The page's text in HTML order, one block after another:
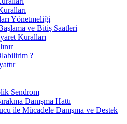
Yönetmeliği
ve Bitiş Saatleri
Kuralları
?
Sendrom
Danışma Hattı
ile Mücadele Danışma ve Destek